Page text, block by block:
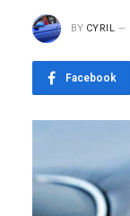
BY CYRIL
Facebook